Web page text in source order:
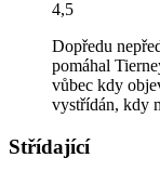
4,5
Dopředu
pomáhal
vůbec kdy
vystřídán, kdy
Střídající